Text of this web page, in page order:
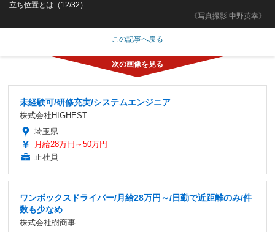
《写真撮影 中野英幸》
立ち位置とは（12/32）
この記事へ戻る
未経験可/研修充実/システムエンジニア
株式会社HIGHEST
埼玉県
月給28万円～50万円
正社員
ワンボックスドライバー/月給28万円～/日勤で近距離のみ/件
数も少なめ
株式会社樹商事